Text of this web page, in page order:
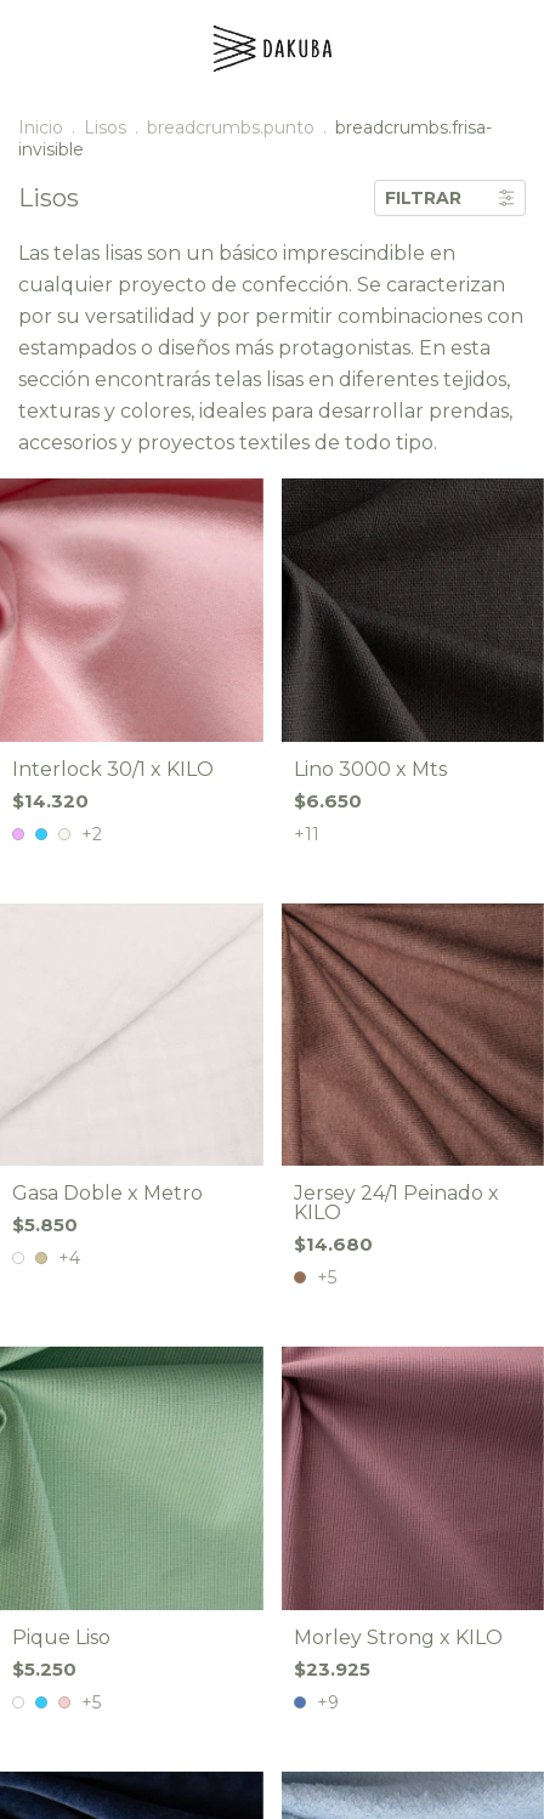
Inicio . Lisos . breadcrumbs.punto . breadcrumbs.frisa-
invisible
Lisos FILTRAR
Las telas lisas son un básico imprescindible en
cualquier proyecto de confección. Se caracterizan
por su versatilidad y por permitir combinaciones con
estampados o diseños más protagonistas. En esta
sección encontrarás telas lisas en diferentes tejidos,
texturas y colores, ideales para desarrollar prendas,
accesorios y proyectos textiles de todo tipo.
Interlock 30/1 x KILO
$14.320
+2
Lino 3000 x Mts
$6.650
+11
Gasa Doble x Metro
$5.850
+4
Jersey 24/1 Peinado x
KILO
$14.680
+5
Pique Liso
$5.250
+5
Morley Strong x KILO
$23.925
+9